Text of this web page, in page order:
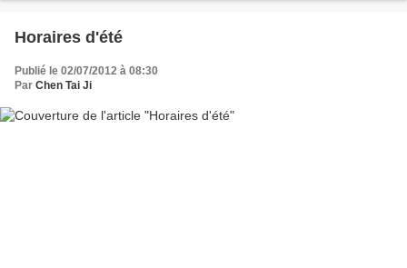
Horaires d'été
Publié le 02/07/2012 à 08:30
Par Chen Tai Ji